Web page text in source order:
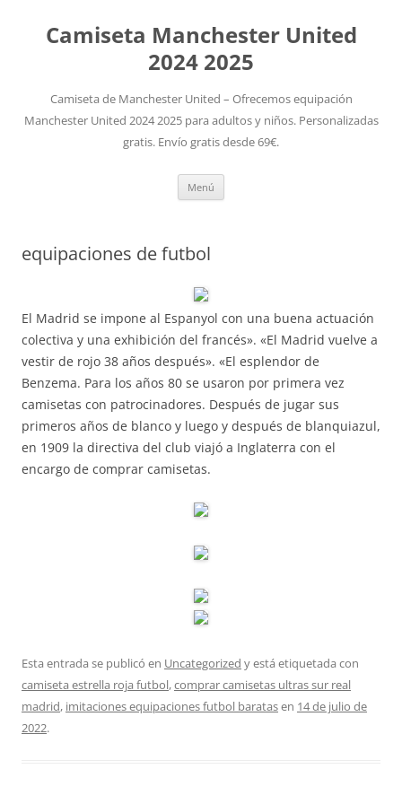
Camiseta Manchester United
2024 2025
Camiseta de Manchester United – Ofrecemos equipación
Manchester United 2024 2025 para adultos y niños. Personalizadas
gratis. Envío gratis desde 69€.
Menú
equipaciones de futbol
El Madrid se impone al Espanyol con una buena actuación
colectiva y una exhibición del francés». «El Madrid vuelve a
vestir de rojo 38 años después». «El esplendor de
Benzema. Para los años 80 se usaron por primera vez
camisetas con patrocinadores. Después de jugar sus
primeros años de blanco y luego y después de blanquiazul,
en 1909 la directiva del club viajó a Inglaterra con el
encargo de comprar camisetas.
Esta entrada se publicó en Uncategorized y está etiquetada con
camiseta estrella roja futbol,comprar camisetas ultras sur real
madrid, imitaciones equipaciones futbol baratasen 14 de julio de
2022.